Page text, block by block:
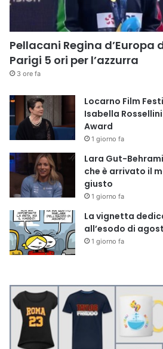
Pellacani Regina d’Europa
Parigi 5 ori per l’azzurra
3 ore fa
Locarno Film
Isabella Rossellini
Award
1 giorno fa
Lara Gut-
che è arrivato il
giusto
1 giorno fa
La vignetta
all’esodo di
1 giorno fa